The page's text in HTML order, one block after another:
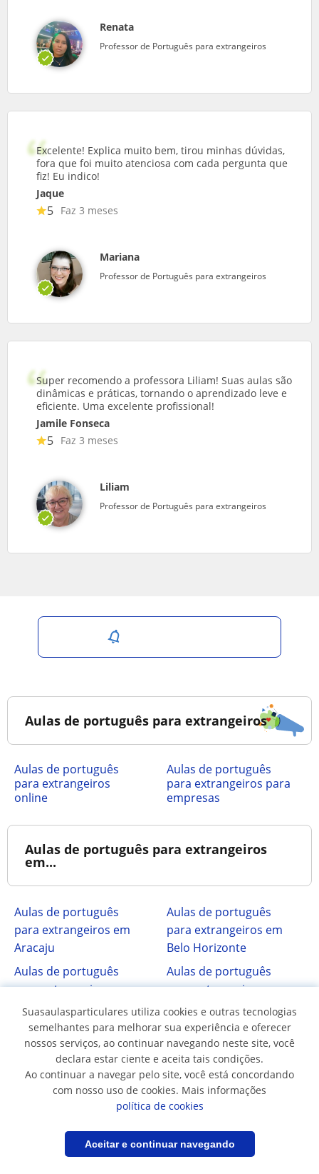
Salvar pesquisa Filtrar
Renata
Professor de Português para extrangeiros
Excelente! Explica muito bem, tirou minhas dúvidas,
fora que foi muito atenciosa com cada pergunta que
fiz! Eu indico!
Jaque
5 Faz 3 meses
Mariana
Professor de Português para extrangeiros
Super recomendo a professora Liliam! Suas aulas são
dinâmicas e práticas, tornando o aprendizado leve e
eficiente. Uma excelente profissional!
Jamile Fonseca
5 Faz 3 meses
Liliam
Professor de Português para extrangeiros
Aulas de português para extrangeiros
Aulas de português
para extrangeiros
online
Aulas de português
para extrangeiros para
empresas
Aulas de português para extrangeiros
em...
Aulas de português
para extrangeiros em
Aracaju
Aulas de português
para extrangeiros em
Belo Horizonte
Aulas de português
para extrangeiros em
Brasília
Aulas de português
para extrangeiros em
Brusque
Aulas de português
para extrangeiros em
Buenos Aires
Aulas de português
para extrangeiros em
Carapicuíba
Aulas de português
para extrangeiros em
Aulas de português
para extrangeiros em
Aulas de português
Aulas de português
Suasaulasparticulares utiliza cookies e outras tecnologias
semelhantes para melhorar sua experiência e oferecer
nossos serviços, ao continuar navegando neste site, você
declara estar ciente e aceita tais condições.
Ao continuar a navegar pelo site, você está concordando
com nosso uso de cookies. Mais informações
política de cookies
Aceitar e continuar navegando